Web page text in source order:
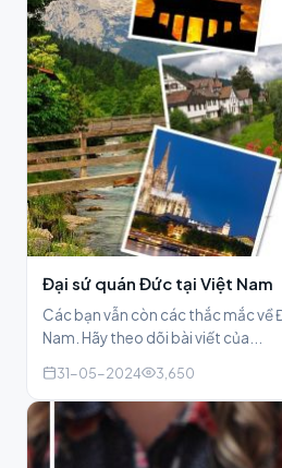
Đại sứ quán Đức tại Việt Nam
Các bạn vẫn còn các thắc mắc về
Nam. Hãy theo dõi bài viết của...
31-05-2024 3,650